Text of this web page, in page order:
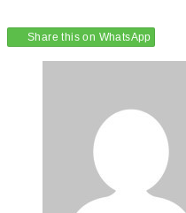
Share this on WhatsApp